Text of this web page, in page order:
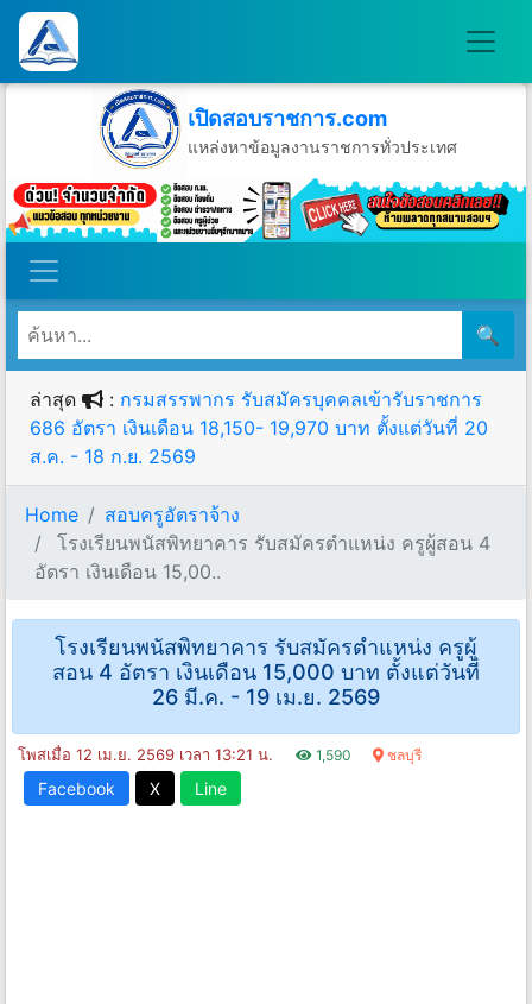
เปิดสอบราชการ.com
แหล่งหาข้อมูลงานราชการทั่วประเทศ
วันอาทิตย์ที่ 9 เดือนสิงหาคม พ.ศ.2569
🔍
ล่าสุด : กรมสรรพากร รับสมัครบุคคลเข้ารับราชการ
686 อัตรา เงินเดือน 18,150- 19,970 บาท ตั้งแต่วันที่ 20
ส.ค. - 18 ก.ย. 2569
Home
สอบครูอัตราจ้าง
โรงเรียนพนัสพิทยาคาร รับสมัครตำแหน่ง ครูผู้สอน 4
อัตรา เงินเดือน 15,00..
โรงเรียนพนัสพิทยาคาร รับสมัครตำแหน่ง ครูผู้
สอน 4 อัตรา เงินเดือน 15,000 บาท ตั้งแต่วันที่
26 มี.ค. - 19 เม.ย. 2569
โพสเมื่อ 12 เม.ย. 2569 เวลา 13:21 น. 1,590 ชลบุรี
Facebook X Line